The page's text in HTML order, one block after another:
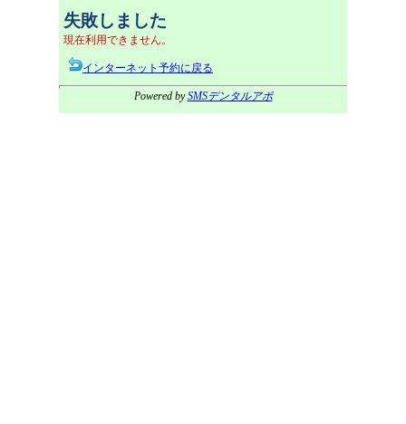
失敗しました
現在利用できません。
インターネット予約に戻る
Powered bySMSデンタルアポ